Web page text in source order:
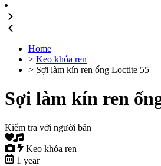
Home
> Keo khóa ren
> Sợi làm kín ren ống Loctite 55
Sợi làm kín ren
Kiểm tra với người bán
Keo khóa ren
1 year